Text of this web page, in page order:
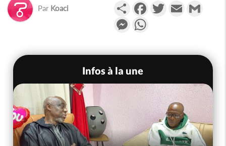
Par Koaci PartagerFacebookTwitterEmail
Messenger
Infos à la une